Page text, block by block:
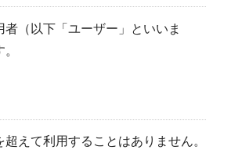
（以下「ユーザー」といいま
えて利用することはありません。